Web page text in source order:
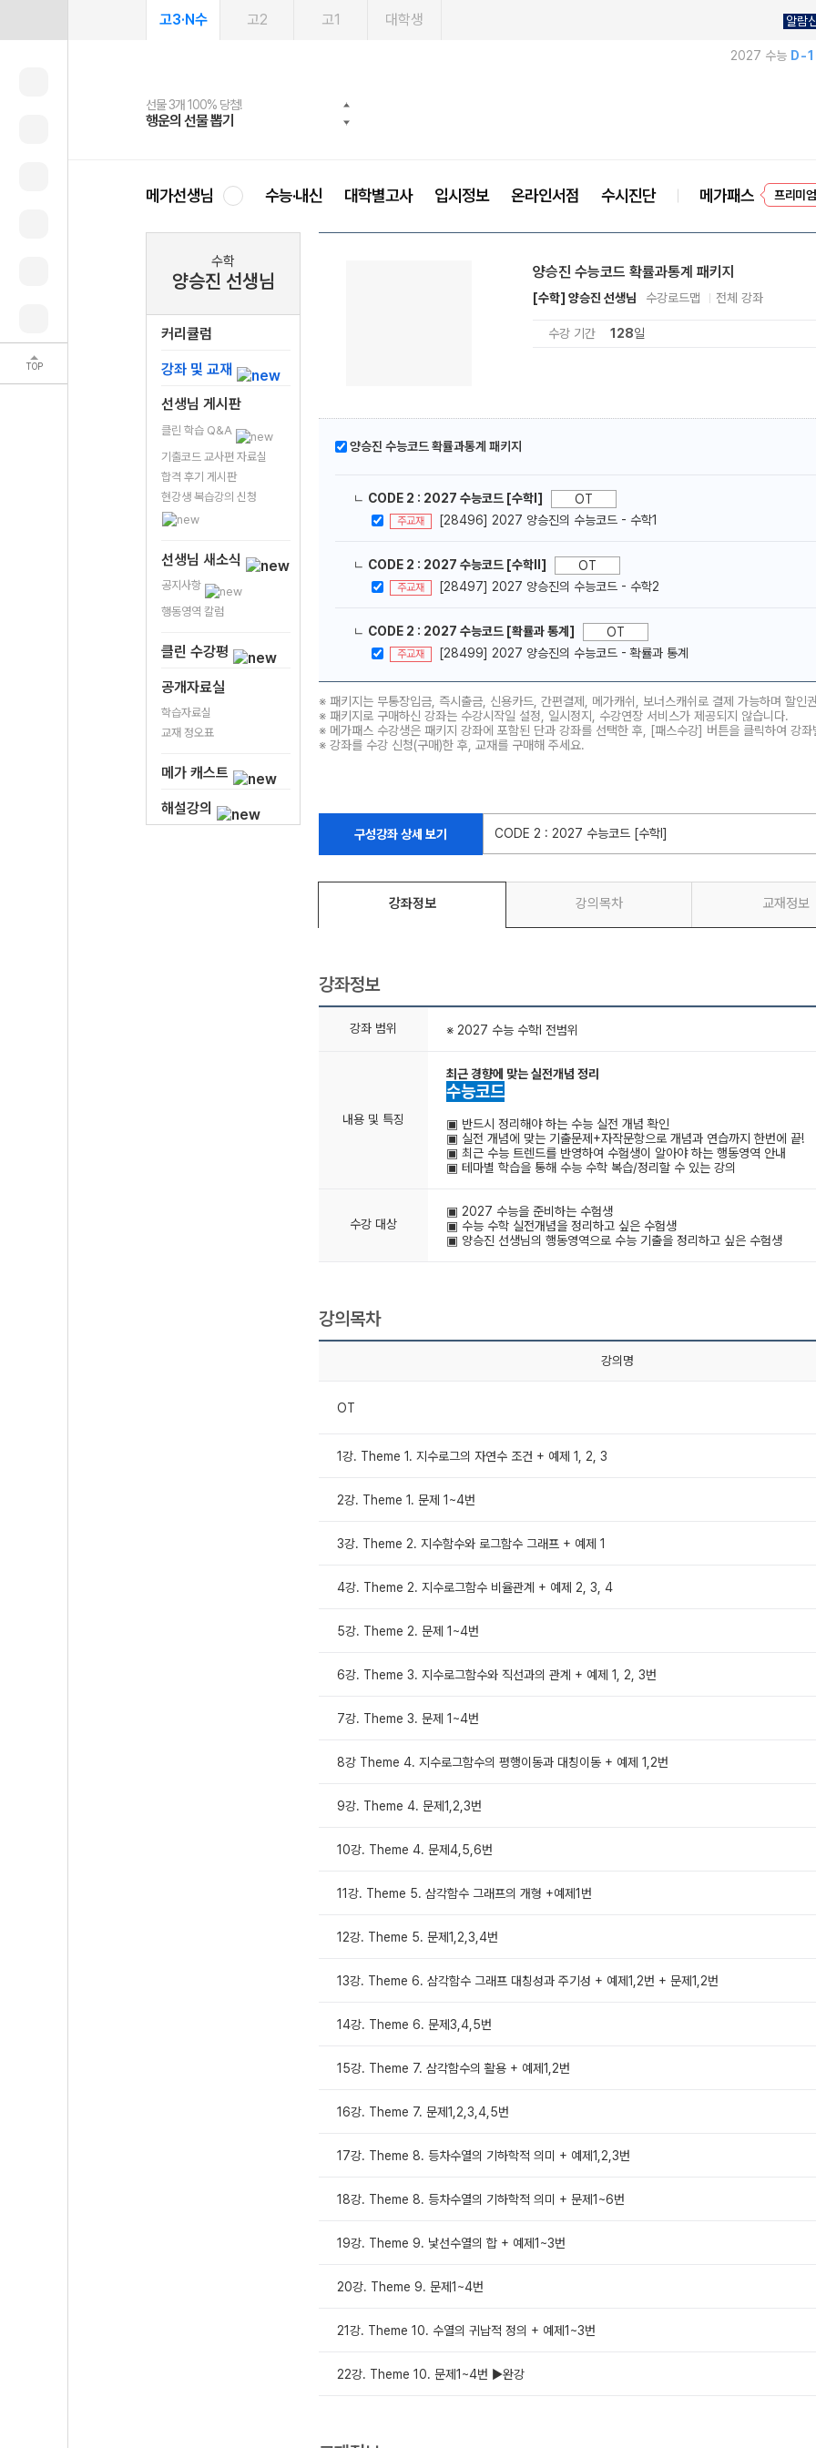
TOP
고3·N수 고2 고1 대학생 알람
2027 수능 D-
선물 3개 100% 당첨!
행운의 선물 뽑기
선물 100% 증정!
메가스터디 X 올리브
여름방학 스터디 캐시백
메가런 썸머스쿨
2027 러셀 단과
강사 공개선발
스마트러닝앱
설문 EVENT
메가패스
3일 무료 체험권
메가패스 수강생 무료혜택!
메가클럽 멤버십
사회공헌 캠페인
희망이룸 메가나눔
메가선생님 수능·내신 대학별고사 입시정보 온라인서점 수시진단 메가패스
수학
양승진 선생님
커리큘럼
강좌 및 교재
선생님 게시판
클린 학습 Q&A
기출코드 교사편 자료실
합격 후기 게시판
현강생 복습강의 신청
선생님 새소식
공지사항
행동영역 칼럼
클린 수강평
공개자료실
학습자료실
교재 정오표
메가 캐스트
해설강의
양승진 수능코드 확률과통계 패키지
[수학] 양승진 선생님 수강로드맵 전체 강좌
수강 기간 128일
양승진 수능코드 확률과통계 패키지
ㄴ CODE 2 : 2027 수능코드 [수학l] OT
주교재 [28496] 2027 양승진의 수능코드 - 수학1
ㄴ CODE 2 : 2027 수능코드 [수학ll] OT
주교재 [28497] 2027 양승진의 수능코드 - 수학2
ㄴ CODE 2 : 2027 수능코드 [확률과 통계] OT
주교재 [28499] 2027 양승진의 수능코드 - 확률과 통계
※ 패키지는 무통장입금, 즉시출금, 신용카드, 간편결제, 메가캐쉬, 보너스캐쉬로 결제 가능하며 할인
※ 패키지로 구매하신 강좌는 수강시작일 설정, 일시정지, 수강연장 서비스가 제공되지 않습니다.
※ 메가패스 수강생은 패키지 강좌에 포함된 단과 강좌를 선택한 후, [패스수강] 버튼을 클릭하여 강
※ 강좌를 수강 신청(구매)한 후, 교재를 구매해 주세요.
구성강좌 상세 보기 CODE 2 : 2027 수능코드 [수학l]
강좌정보 강의목차 교재정보
강좌정보
강좌 범위 ※ 2027 수능 수학l 전범위
내용 및 특징
최근 경향에 맞는 실전개념 정리
수능코드
▣ 반드시 정리해야 하는 수능 실전 개념 확인
▣ 실전 개념에 맞는 기출문제+자작문항으로 개념과 연습까지 한번에 끝!
▣ 최근 수능 트렌드를 반영하여 수험생이 알아야 하는 행동영역 안내
▣ 테마별 학습을 통해 수능 수학 복습/정리할 수 있는 강의
수강 대상
▣ 2027 수능을 준비하는 수험생
▣ 수능 수학 실전개념을 정리하고 싶은 수험생
▣ 양승진 선생님의 행동영역으로 수능 기출을 정리하고 싶은 수험생
강의목차
강의명
OT
1강. Theme 1. 지수로그의 자연수 조건 + 예제 1, 2, 3
2강. Theme 1. 문제 1~4번
3강. Theme 2. 지수함수와 로그함수 그래프 + 예제 1
4강. Theme 2. 지수로그함수 비율관계 + 예제 2, 3, 4
5강. Theme 2. 문제 1~4번
6강. Theme 3. 지수로그함수와 직선과의 관계 + 예제 1, 2, 3번
7강. Theme 3. 문제 1~4번
8강 Theme 4. 지수로그함수의 평행이동과 대칭이동 + 예제 1,2번
9강. Theme 4. 문제1,2,3번
10강. Theme 4. 문제4,5,6번
11강. Theme 5. 삼각함수 그래프의 개형 +예제1번
12강. Theme 5. 문제1,2,3,4번
13강. Theme 6. 삼각함수 그래프 대칭성과 주기성 + 예제1,2번 + 문제1,2번
14강. Theme 6. 문제3,4,5번
15강. Theme 7. 삼각함수의 활용 + 예제1,2번
16강. Theme 7. 문제1,2,3,4,5번
17강. Theme 8. 등차수열의 기하학적 의미 + 예제1,2,3번
18강. Theme 8. 등차수열의 기하학적 의미 + 문제1~6번
19강. Theme 9. 낯선수열의 합 + 예제1~3번
20강. Theme 9. 문제1~4번
21강. Theme 10. 수열의 귀납적 정의 + 예제1~3번
22강. Theme 10. 문제1~4번 ▶완강